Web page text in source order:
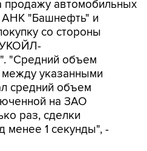
продажу автомобильных
АНК "Башнефть" и
со стороны
"Средний объем
указанными
средний объем
на ЗАО
раз, сделки
менее 1 секунды", -